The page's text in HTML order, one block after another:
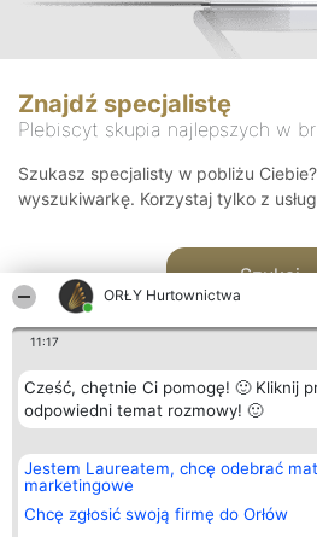
ORŁY Hurtownictwa
11:17
Cześć, chętnie Ci pomogę! 🙂 Kliknij
odpowiedni temat rozmowy! 🙂
Jestem Laureatem, chcę odebrać
marketingowe
Chcę zgłosić swoją firmę do Orłów
Znajdź specjalistę
Plebiscyt skupia najlepszych w
Szukasz specjalisty w pobliżu
wyszukiwarkę. Korzystaj tylko z
Szukaj
Organizator plebiscytu
Bright Side Solutions sp. z o.
o. sp. k.
ul. Ruska 22
Wrocław 50-079
Plebiscyt
Laureaci
wszystkich
Laureatów